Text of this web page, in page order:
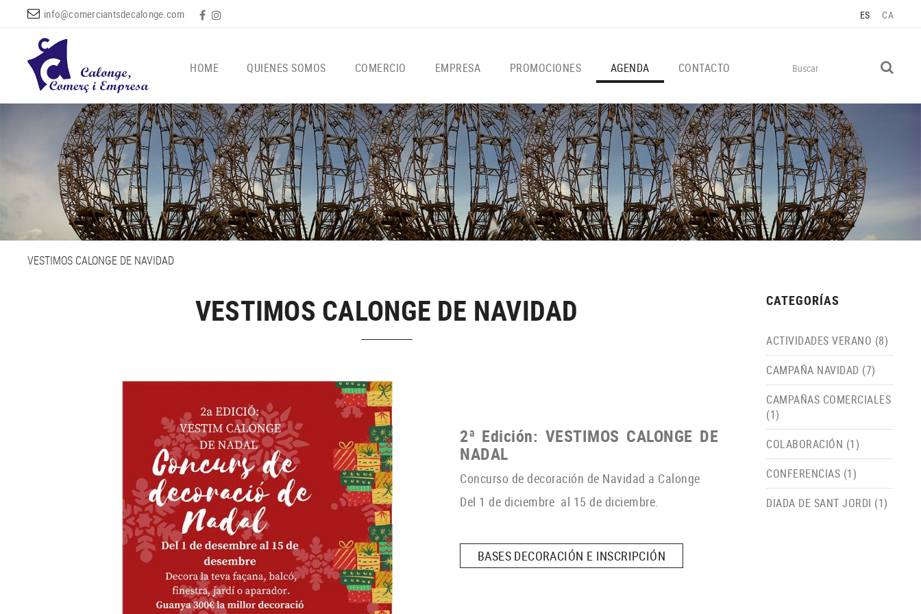
info@comerciantsdecalonge.com ES CA
HOME QUIENES SOMOS COMERCIO EMPRESA PROMOCIONES AGENDA CONTACTO
VESTIMOS CALONGE DE NAVIDAD
VESTIMOS CALONGE DE NAVIDAD
2ª Edición: VESTIMOS CALONGE DE
NADAL
Concurso de decoración de Navidad a Calonge
Del 1 de diciembre al 15 de diciembre.
BASES DECORACIÓN E INSCRIPCIÓN
CATEGORÍAS
ACTIVIDADES VERANO (8)
CAMPAÑA NAVIDAD (7)
CAMPAÑAS COMERCIALES
(1)
COLABORACIÓN (1)
CONFERENCIAS (1)
DIADA DE SANT JORDI (1)